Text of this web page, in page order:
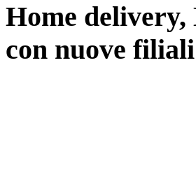
Home
con nuove filiali